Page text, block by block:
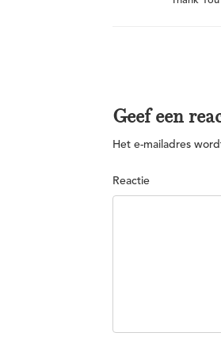
Geef een
Het e-mailadres
Reactie